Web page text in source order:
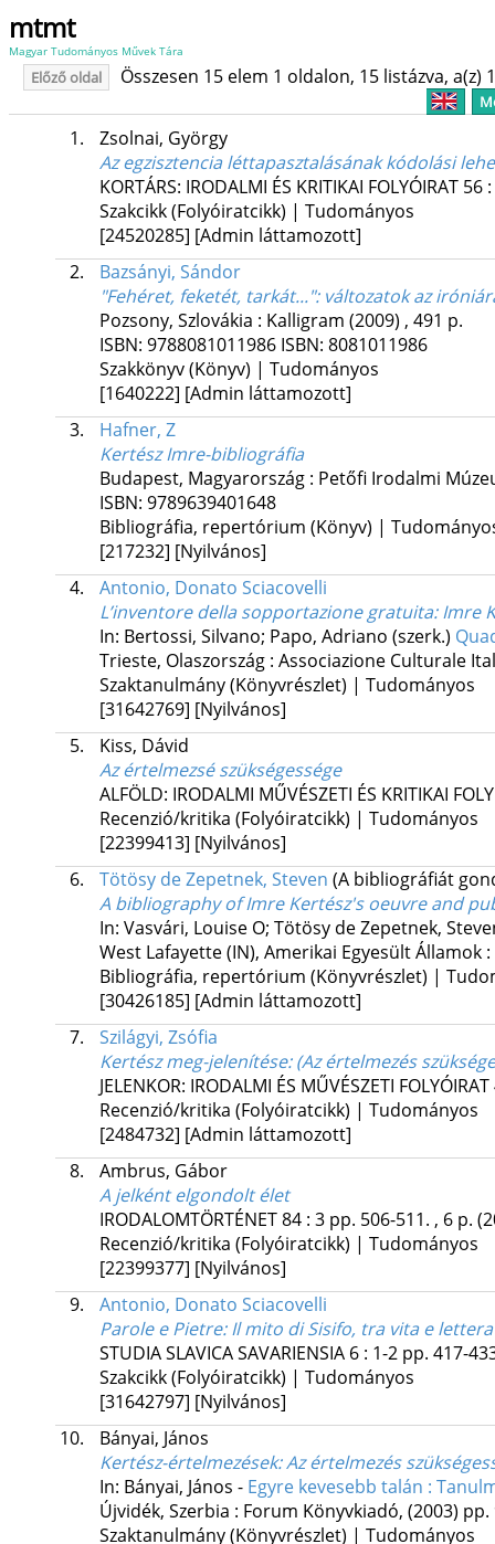
mtmt
Magyar Tudományos Művek Tára
Előző oldal Összesen 15 elem 1 oldalon, 15 listázva, a(z)
1.
Zsolnai, György
Az egzisztencia léttapasztalásának kódolási
KORTÁRS: IRODALMI ÉS KRITIKAI FOLYÓIRAT 56:
Szakcikk (Folyóiratcikk) | Tudományos
[24520285] [Admin láttamozott]
2.
Bazsányi, Sándor
"Fehéret, feketét, tarkát...": változatok az
Pozsony, Szlovákia : Kalligram (2009) , 491 p.
ISBN: 9788081011986 ISBN: 8081011986
Szakkönyv (Könyv) | Tudományos
[1640222] [Admin láttamozott]
3.
Hafner, Z
Kertész Imre-bibliográfia
Budapest, Magyarország : Petőfi Irodalmi
ISBN: 9789639401648
Bibliográfia, repertórium (Könyv) |
[217232] [Nyilvános]
4.
Antonio, Donato Sciacovelli
L’inventore della sopportazione gratuita: Imre
In: Bertossi, Silvano; Papo, Adriano (szerk.)
Trieste, Olaszország : Associazione Culturale
Szaktanulmány (Könyvrészlet) | Tudományos
[31642769] [Nyilvános]
5.
Kiss, Dávid
Az értelmezsé szükségessége
ALFÖLD: IRODALMI MŰVÉSZETI ÉS KRITIKAI
Recenzió/kritika (Folyóiratcikk) | Tudományos
[22399413] [Nyilvános]
6.
Tötösy de Zepetnek, Steven (A bibliográfiát
A bibliography of Imre Kertész's oeuvre and
In: Vasvári, Louise O; Tötösy de Zepetnek,
West Lafayette (IN), Amerikai Egyesült Államok :
Bibliográfia, repertórium (Könyvrészlet) |
[30426185] [Admin láttamozott]
7.
Szilágyi, Zsófia
Kertész meg-jelenítése: (Az értelmezés
JELENKOR: IRODALMI ÉS MŰVÉSZETI FOLYÓIRAT
Recenzió/kritika (Folyóiratcikk) | Tudományos
[2484732] [Admin láttamozott]
8.
Ambrus, Gábor
A jelként elgondolt élet
IRODALOMTÖRTÉNET84: 3 pp. 506-511. , 6 p.
Recenzió/kritika (Folyóiratcikk) | Tudományos
[22399377] [Nyilvános]
9.
Antonio, Donato Sciacovelli
Parole e Pietre: Il mito di Sisifo, tra vita e
STUDIA SLAVICA SAVARIENSIA 6: 1-2 pp. 417-
Szakcikk (Folyóiratcikk) | Tudományos
[31642797] [Nyilvános]
10.
Bányai, János
Kertész-értelmezések: Az értelmezés
In: Bányai, János - Egyre kevesebb talán :
Újvidék, Szerbia : Forum Könyvkiadó, (2003) pp.
Szaktanulmány (Könyvrészlet) | Tudományos